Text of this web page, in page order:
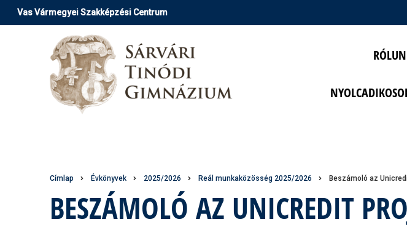
UgrásVas Vármegyei Szakképzési Centrum
Morzsa
Címlap Évkönyvek 2025/2026 Reál munkaközösség 2025/2026 Beszámoló az
BESZÁMOLÓ AZ UNICREDIT